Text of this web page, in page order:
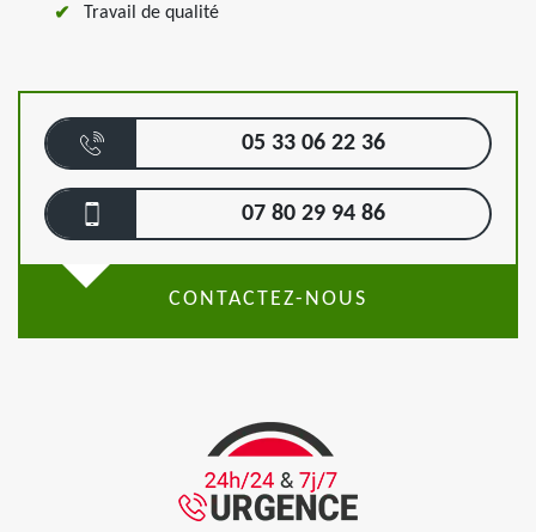
Travail de qualité
05 33 06 22 36
07 80 29 94 86
CONTACTEZ-NOUS